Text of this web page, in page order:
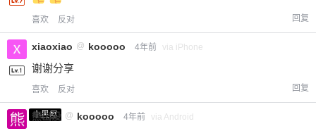
喜欢 反对 回复
xiaoxiao @ kooooo 4年前 via iPhone
谢谢分享
喜欢 反对 回复
小黑屋
熊出没 @ kooooo 4年前 via Android